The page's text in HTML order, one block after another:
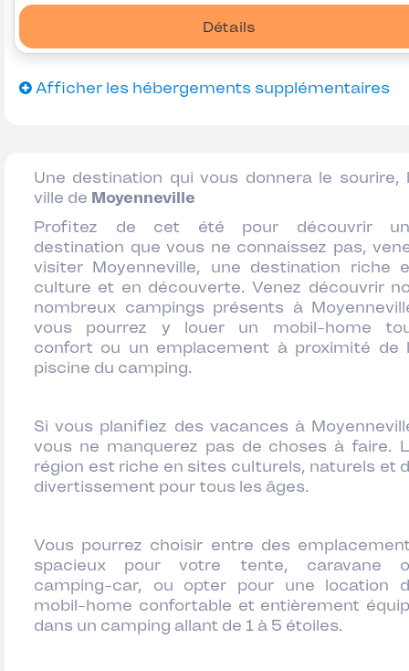
Détails
Afficher les hébergements supplémentaires
Une destination qui vous donnera le sourire,
ville de Moyenneville
Profitez de cet été pour découvrir
destination que vous ne connaissez pas,
visiter Moyenneville, une destination riche
culture et en découverte. Venez découvrir
nombreux campings présents à
vous pourrez y louer un mobil-home
confort ou un emplacement à proximité de
piscine du camping.
Si vous planifiez des vacances à
vous ne manquerez pas de choses à faire.
région est riche en sites culturels, naturels et
divertissement pour tous les âges.
Vous pourrez choisir entre des
spacieux pour votre tente, caravane
camping-car, ou opter pour une location
mobil-home confortable et entièrement
dans un camping allant de 1 à 5 étoiles.